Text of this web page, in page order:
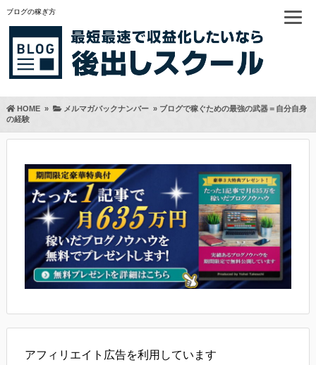
ブログの稼ぎ方
HOME» メルマガバックナンバー» ブログで稼ぐための最強の武器＝自分自身
の経験
アフィリエイト広告を利用しています